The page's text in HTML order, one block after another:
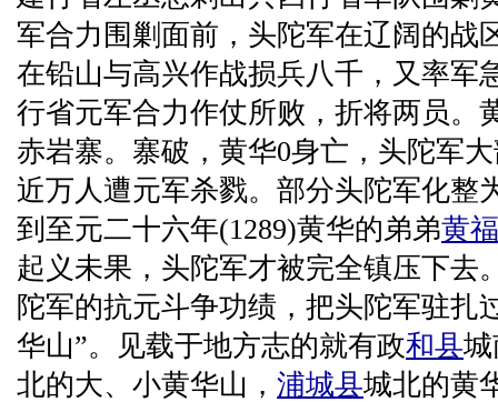
军合力围剿面前，头陀军在辽阔的战
在铅山与高兴作战损兵八千，又率军
行省元军合力作仗所败，折将两员。
赤岩寨。寨破，黄华0身亡，头陀军
近万人遭元军杀戮。部分头陀军化整
到至元二十六年(1289)黄华的弟弟黄福
起义未果，头陀军才被完全镇压下去
陀军的抗元斗争功绩，把头陀军驻扎
华山”。见载于地方志的就有政和县
北的大、小黄华山， 浦城县城北的黄